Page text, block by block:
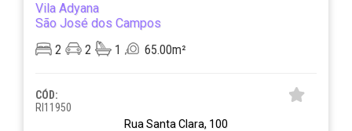
Vila Adyana
São José dos Campos
2
2 1 65.00m²
CÓD:
RI11950
Rua Santa Clara, 100